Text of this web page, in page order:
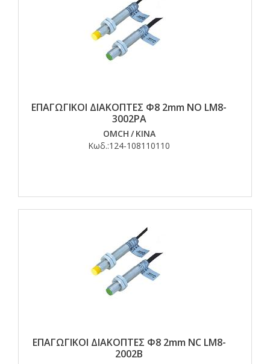
ΕΠΑΓΩΓΙΚΟΙ ΔΙΑΚΟΠΤΕΣ Φ8 2mm NO LM8-
3002PA
OMCH / ΚΙΝΑ
Κωδ.:124-108110110
ΕΠΑΓΩΓΙΚΟΙ ΔΙΑΚΟΠΤΕΣ Φ8 2mm NC LM8-
2002B